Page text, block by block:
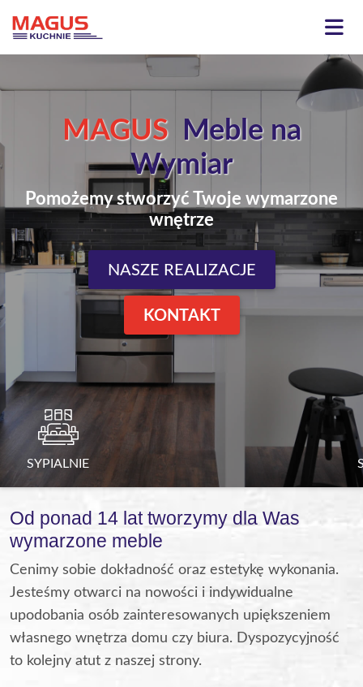
MAGUS
Meble na
Wymiar
Pomożemy stworzyć Twoje wymarzone
wnętrze
NASZE REALIZACJE
KONTAKT
SZAFY I GARDEROBY
Od ponad 14 lat tworzymy dla Was
wymarzone meble
Cenimy sobie dokładność oraz estetykę wykonania.
Jesteśmy otwarci na nowości i indywidualne
upodobania osób zainteresowanych upiększeniem
własnego wnętrza domu czy biura. Dyspozycyjność
to kolejny atut z naszej strony.